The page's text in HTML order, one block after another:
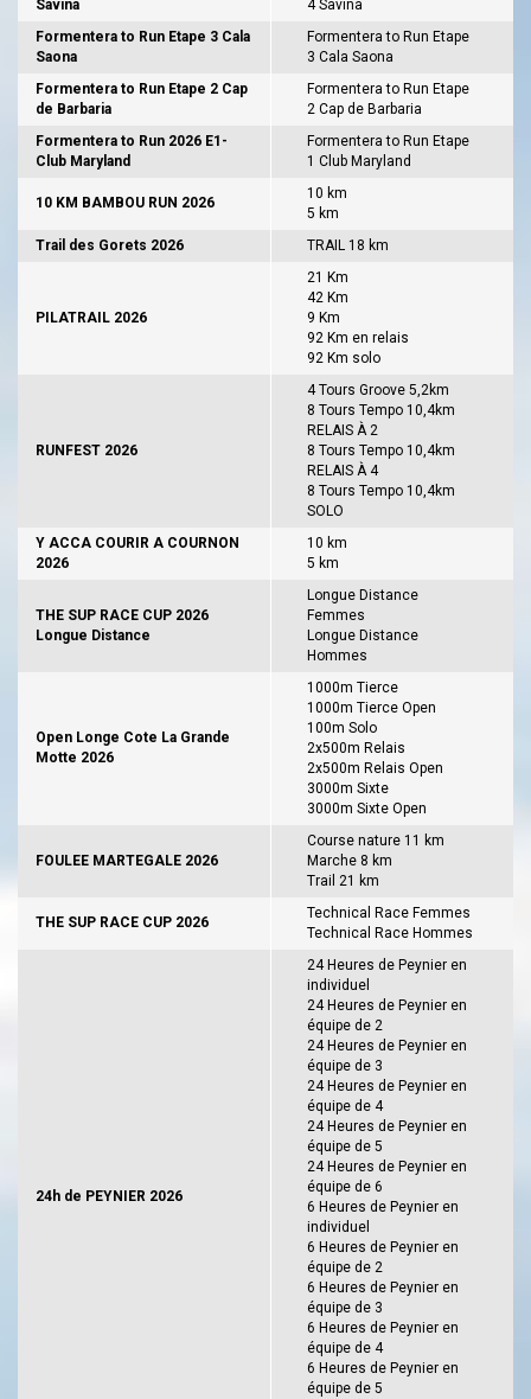
Savina
4 Savina
Formentera to Run Etape 3 Cala
Saona
Formentera to Run Etape
3 Cala Saona
Formentera to Run Etape 2 Cap
de Barbaria
Formentera to Run Etape
2 Cap de Barbaria
Formentera to Run 2026 E1-
Club Maryland
Formentera to Run Etape
1 Club Maryland
10 KM BAMBOU RUN 2026
10 km
5 km
Trail des Gorets 2026
TRAIL 18 km
PILATRAIL 2026
21 Km
42 Km
9 Km
92 Km en relais
92 Km solo
RUNFEST 2026
4 Tours Groove 5,2km
8 Tours Tempo 10,4km
RELAIS À 2
8 Tours Tempo 10,4km
RELAIS À 4
8 Tours Tempo 10,4km
SOLO
Y ACCA COURIR A COURNON
2026
10 km
5 km
THE SUP RACE CUP 2026
Longue Distance
Longue Distance
Femmes
Longue Distance
Hommes
Open Longe Cote La Grande
Motte 2026
1000m Tierce
1000m Tierce Open
100m Solo
2x500m Relais
2x500m Relais Open
3000m Sixte
3000m Sixte Open
FOULEE MARTEGALE 2026
Course nature 11 km
Marche 8 km
Trail 21 km
THE SUP RACE CUP 2026
Technical Race Femmes
Technical Race Hommes
24h de PEYNIER 2026
24 Heures de Peynier en
individuel
24 Heures de Peynier en
équipe de 2
24 Heures de Peynier en
équipe de 3
24 Heures de Peynier en
équipe de 4
24 Heures de Peynier en
équipe de 5
24 Heures de Peynier en
équipe de 6
6 Heures de Peynier en
individuel
6 Heures de Peynier en
équipe de 2
6 Heures de Peynier en
équipe de 3
6 Heures de Peynier en
équipe de 4
6 Heures de Peynier en
équipe de 5